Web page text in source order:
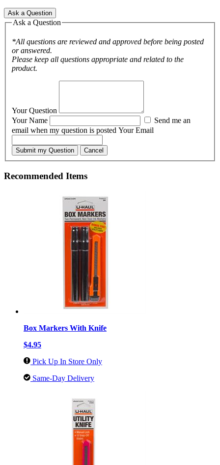
Ask a Question
Ask a Question
*All questions are reviewed and approved before being posted
or answered.
Please keep all questions appropriate and related to the
product.
Your Question
Your Name
email when my question is posted Your Email
Submit my Question Cancel
Recommended Items
Box Markers With Knife
$4.95
Pick Up In Store Only
Same-Day Delivery